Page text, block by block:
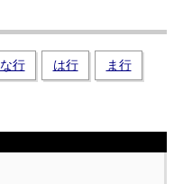
な行 は行 ま行